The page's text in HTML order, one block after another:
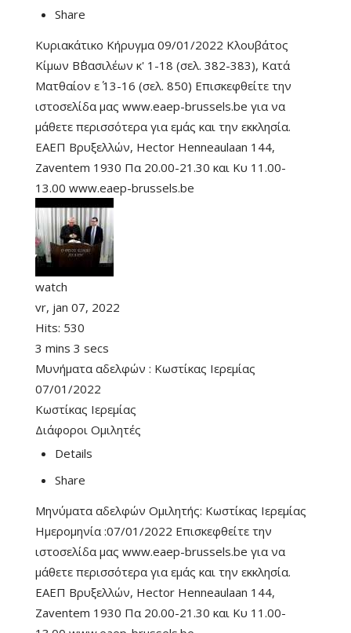
Share
Κυριακάτικο Κήρυγμα 09/01/2022 Κλουβάτος
Κίμων Β΄Βασιλέων κ' 1-18 (σελ. 382-383), Κατά
Ματθαίον ε΄ 13-16 (σελ. 850) Επισκεφθείτε την
ιστοσελίδα μας www.eaep-brussels.be για να
μάθετε περισσότερα για εμάς και την εκκλησία.
ΕΑΕΠ Βρυξελλών, Hector Henneaulaan 144,
Zaventem 1930 Πα 20.00-21.30 και Κυ 11.00-
13.00 www.eaep-brussels.be
watch
vr, jan 07, 2022
Hits: 530
3 mins 3 secs
Μυνήματα αδελφών : Κωστίκας Ιερεμίας
07/01/2022
Κωστίκας Ιερεμίας
Διάφοροι Ομιλητές
Details
Share
Μηνύματα αδελφών Ομιλητής: Κωστίκας Ιερεμίας
Ημερομηνία :07/01/2022 Επισκεφθείτε την
ιστοσελίδα μας www.eaep-brussels.be για να
μάθετε περισσότερα για εμάς και την εκκλησία.
ΕΑΕΠ Βρυξελλών, Hector Henneaulaan 144,
Zaventem 1930 Πα 20.00-21.30 και Κυ 11.00-